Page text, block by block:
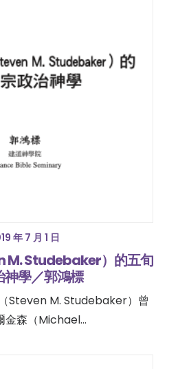
年 7 月 1 日
M. Studebaker）的五旬
神學／郭鴻標
Steven M. Studebaker）曾
金森（Michael…